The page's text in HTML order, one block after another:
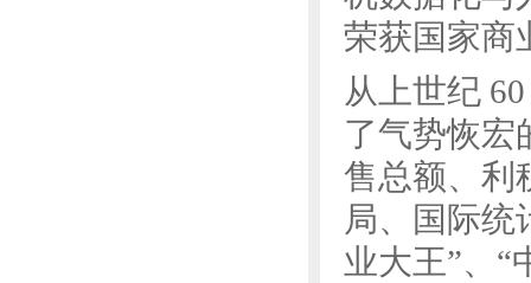
荣获国家商
从上世纪
了气势恢宏
售总额、利
局、国际统
业大王”、“